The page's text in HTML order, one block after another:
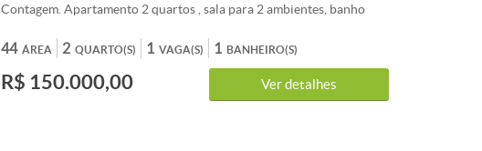
Contagem. Apartamento 2 quartos , sala para 2 ambientes, banho
armário, cozinha estilo americano com bancadas em granito e
armários, conjugada com área de serviço com divisória em blindex.
Piso 100% cerâmica. 01 vaga de garagem. ATUALIZADO 13-10-2020
CARACTERISTICAS:
ÁREA
44 QUARTO(S)
2 VAGA(S)
1 BANHEIRO(S)
1
R$ 150.000,00 Ver detalhes